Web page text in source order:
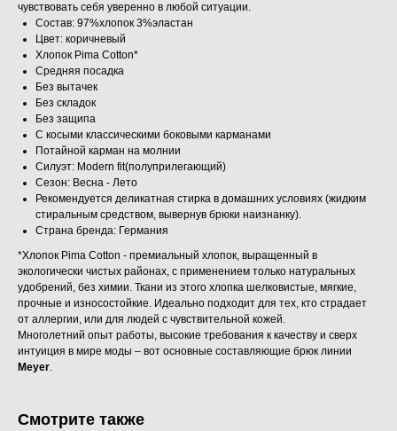
чувствовать себя уверенно в любой ситуации.
Состав: 97%хлопок 3%эластан
Цвет: коричневый
Хлопок Pima Cotton*
Средняя посадка
Без вытачек
Без складок
Без защипа
С косыми классическими боковыми карманами
Потайной карман на молнии
Силуэт: Modern fit(полуприлегающий)
Сезон: Весна - Лето
Рекомендуется деликатная стирка в домашних условиях (жидким
стиральным средством, вывернув брюки наизнанку).
Страна бренда: Германия
*Хлопок Pima Cotton - премиальный хлопок, выращенный в
экологически чистых районах, с применением только натуральных
удобрений, без химии. Ткани из этого хлопка шелковистые, мягкие,
прочные и износостойкие. Идеально подходит для тех, кто страдает
от аллергии, или для людей с чувствительной кожей.
Многолетний опыт работы, высокие требования к качеству и сверх
интуиция в мире моды – вот основные составляющие брюк линии
Meyer.
Смотрите также